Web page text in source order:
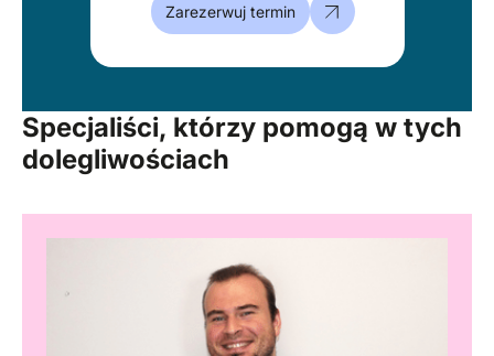
Zarezerwuj termin
Specjaliści, którzy pomogą w tych
dolegliwościach